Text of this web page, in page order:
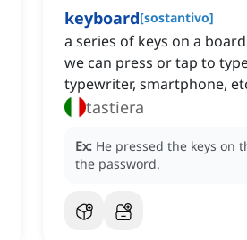
keyboard[sostantivo]
a series of keys on a
we can press or tap to
typewriter, smartphone,
tastiera
Ex: He pressed the keys on
the password.